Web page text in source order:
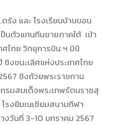
รัง และ โรงเรียนบ้านขอน
นตัวแทนทีมชายภาคใต้ เข้า
ศไทย วิทยุการบิน ฯ มินิ
ชิงชนะเลิศแห่งประเทศไทย
ชิงถ้วยพระราชทาน
รมสมเด็จพระเทพรัตนราชสุ
งยิมเนเซียมสนามกีฬา
งวันที่ 3-10 มกราคม 2567